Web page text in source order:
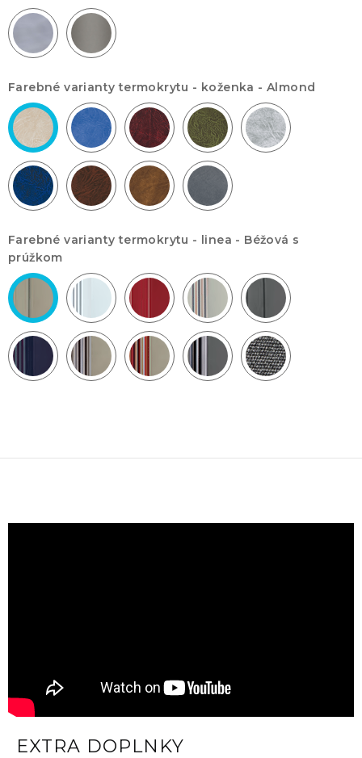
Farebné varianty termokrytu - koženka - Almond
Farebné varianty termokrytu - linea - Béžová s
prúžkom
EXTRA DOPLNKY